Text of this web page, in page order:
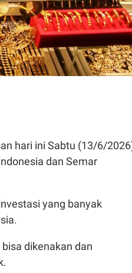
hari ini Sabtu (13/6/
dan Semar
yang banyak
dikenakan dan